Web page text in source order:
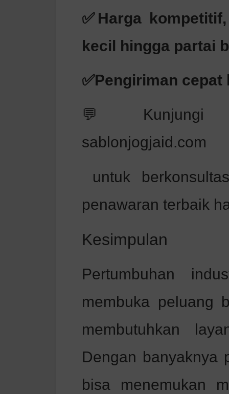
✅Harga
kecil hingga partai
✅Pengiriman
💬 Kunjungi
sablonjogjaid.com
untuk
penawaran terbaik
Kesimpulan
Pertumbuhan
membuka peluang
membutuhkan
Dengan banyaknya
bisa menemukan